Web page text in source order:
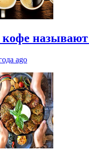
ago